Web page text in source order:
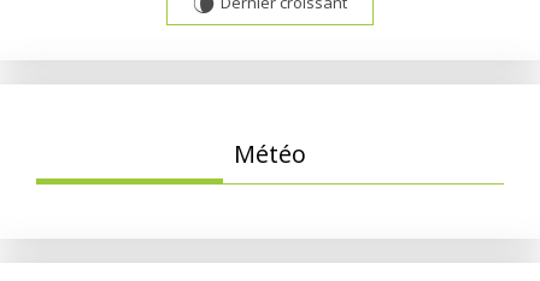
V
Météo